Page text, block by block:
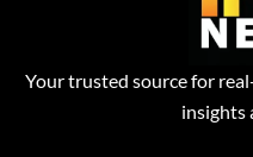
Your trusted source for
insights